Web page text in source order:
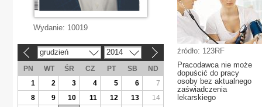
źródło: 123RF
Pracodawca nie może
dopuścić do pracy
osoby bez aktualnego
zaświadczenia
lekarskiego
Wydanie: 10019
grudzień 2014
PN WT ŚR CZ PT SB
ND
1
2 3 4 5 6
7
8
9 10 11 12 13
14